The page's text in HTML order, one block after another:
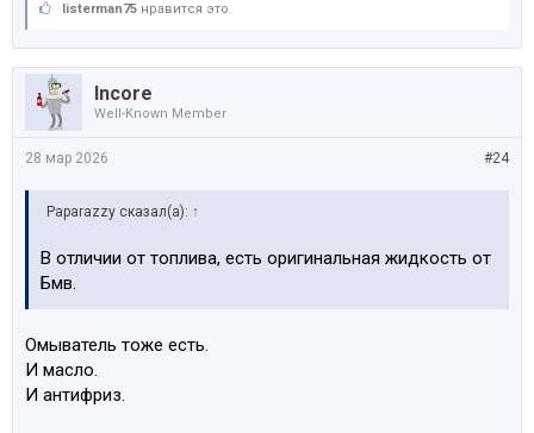
listerman75 нравится это.
Incore
Well-Known Member
#24
28 мар 2026
Paparazzy сказал(а): ↑
В отличии от топлива, есть оригинальная жидкость от
Бмв.
Омыватель тоже есть.
И масло.
И антифриз.